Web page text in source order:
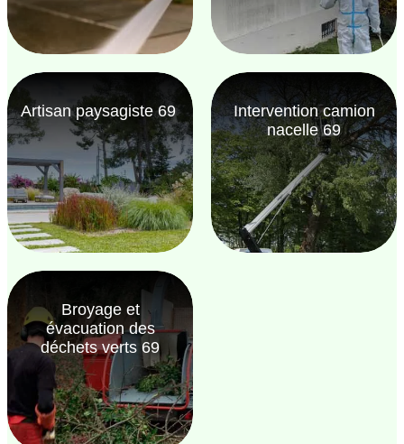
Artisan paysagiste 69
Intervention camion
nacelle 69
Broyage et
évacuation des
déchets verts 69